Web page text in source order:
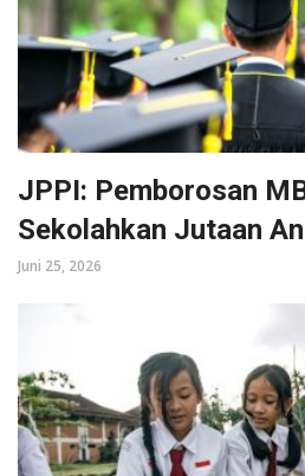
JPPI: Pemborosan
Sekolahkan Jutaan
Juni 25, 2026